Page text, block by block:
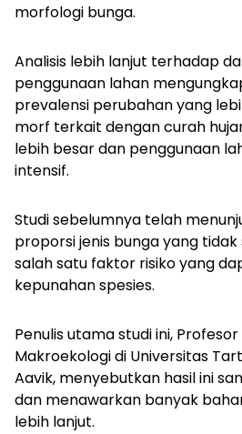
morfologi bunga.
Analisis lebih lanjut terhadap
penggunaan lahan
prevalensi perubahan yang
morf terkait dengan curah
lebih besar dan penggunaan
intensif.
Studi sebelumnya telah
proporsi jenis bunga yang
salah satu faktor risiko yang
kepunahan spesies.
Penulis utama studi ini,
Makroekologi di Universitas
Aavik, menyebutkan hasil ini
dan menawarkan banyak
lebih lanjut.